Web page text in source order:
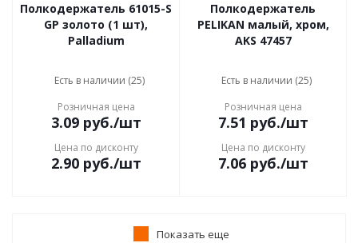
Полкодержатель 61015-S
GP золото (1 шт),
Palladium
Есть в наличии (25)
Розничная цена
3.09руб./шт
Цена по дисконту
2.90руб./шт
Полкодержатель
PELIKAN малый, хром,
AKS 47457
Есть в наличии (25)
Розничная цена
7.51 руб./шт
Цена по дисконту
7.06руб./шт
Показать еще